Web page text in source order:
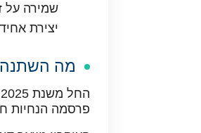
שמירה על
יצירת
מה השתנה בשנת 2025 לפי
פרסמה הנחיות